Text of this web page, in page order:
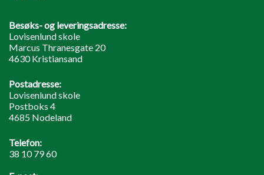
Besøks- og leveringsadresse:
Lovisenlund skole
Marcus Thranesgate 20
4630 Kristiansand
Postadresse:
Lovisenlund skole
Postboks 4
4685 Nodeland
Telefon:
38 10 79 60